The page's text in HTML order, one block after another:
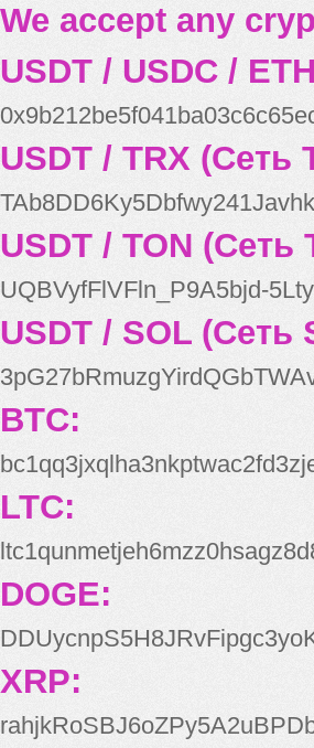
We accept any
USDT / USDC /
USDT / TRX (Сеть
USDT / TON (Сеть
UQBVyfFlVFln_P9A5bjd-
USDT / SOL (Сеть
BTC:
LTC:
DOGE:
XRP: